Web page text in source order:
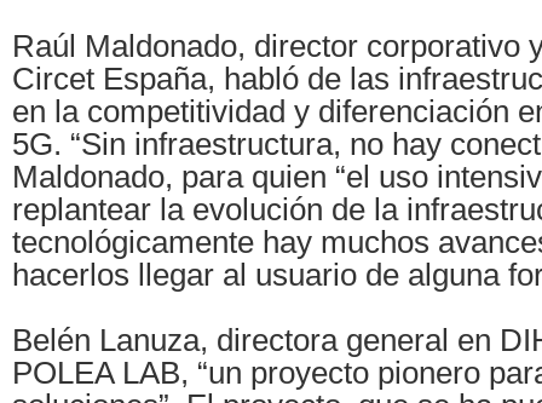
Raúl Maldonado, director corporativo
Circet España, habló de las
en la competitividad y diferenciación
5G. “Sin infraestructura, no hay
Maldonado, para quien “el uso
replantear la evolución de la
tecnológicamente hay muchos
hacerlos llegar al usuario de alguna
Belén Lanuza, directora general en
POLEA LAB, “un proyecto pionero